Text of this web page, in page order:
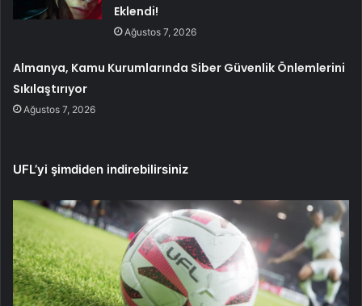
Eklendi!
Ağustos 7, 2026
Almanya, Kamu Kurumlarında Siber Güvenlik Önlemlerini
Sıkılaştırıyor
Ağustos 7, 2026
UFL’yi şimdiden indirebilirsiniz